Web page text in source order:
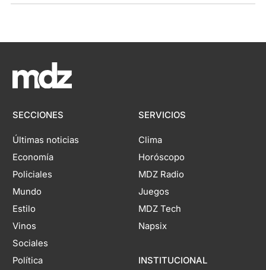
SECCIONES
Últimas noticias
Economía
Policiales
Mundo
Estilo
Vinos
Sociales
Política
SERVICIOS
Clima
Horóscopo
MDZ Radio
Juegos
MDZ Tech
Napsix
INSTITUCIONAL